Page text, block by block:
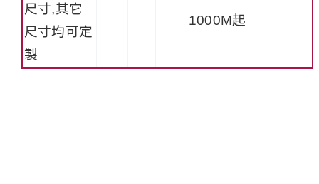
尺寸,其它
尺寸均可定
製
1000M起